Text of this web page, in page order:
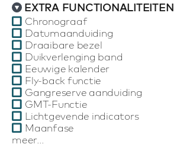
EXTRA FUNCTIONALITEITEN
Chronograaf
Datumaanduiding
Draaibare bezel
Duikverlenging band
Eeuwige kalender
Fly-back functie
Gangreserve aanduiding
GMT-Functie
Lichtgevende indicators
Maanfase
meer...